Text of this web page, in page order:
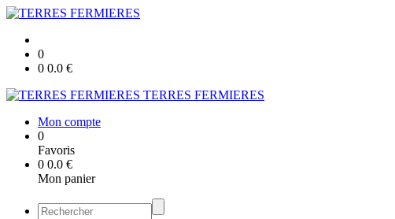
0
0 0.0 €
TERRES FERMIERES
Mon compte
0
Favoris
0 0.0 €
Mon panier